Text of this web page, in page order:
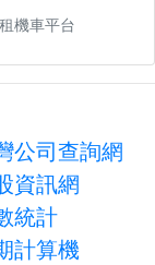
機車平台
公司查詢網
資訊網
統計
計算機